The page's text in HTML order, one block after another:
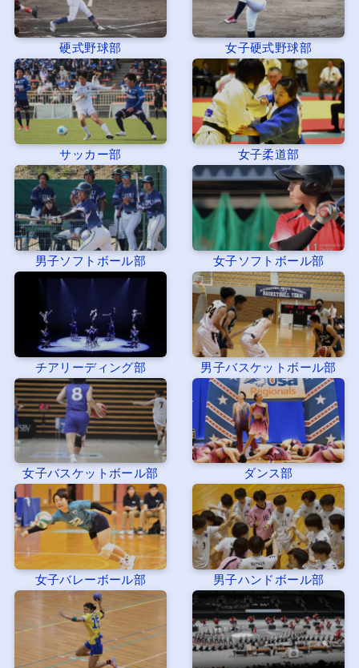
硬式野球部 女子硬式野球部
サッカー部 女子柔道部
男子ソフトボール部 女子ソフトボール部
チアリーディング部 男子バスケットボール部
女子バスケットボール部 ダンス部
女子バレーボール部 男子ハンドボール部